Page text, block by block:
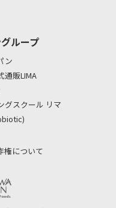
ループ
ン
通販LIMA
グスクール リマ
権について